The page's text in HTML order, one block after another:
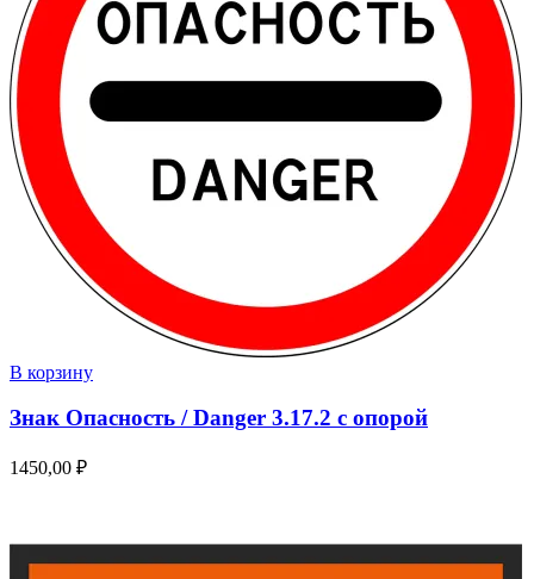
В корзину
Знак Опасность / Danger 3.17.2 с опорой
1450,00 ₽